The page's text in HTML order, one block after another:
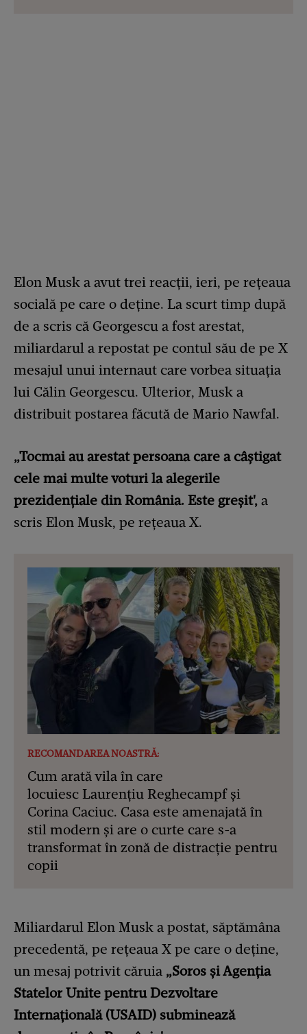
Elon Musk a avut trei reacţii, ieri, pe rețeaua
socială pe care o deține. La scurt timp după
de a scris că Georgescu a fost arestat,
miliardarul a repostat pe contul său de pe X
mesajul unui internaut care vorbea situaţia
lui Călin Georgescu. Ulterior, Musk a
distribuit postarea făcută de Mario Nawfal.
„Tocmai au arestat persoana care a câștigat
cele mai multe voturi la alegerile
prezidențiale din România. Este greșit', a
scris Elon Musk, pe rețeaua X.
RECOMANDAREA NOASTRĂ:
Cum arată vila în care
locuiesc Laurențiu Reghecampf și
Corina Caciuc. Casa este amenajată în
stil modern și are o curte care s-a
transformat în zonă de distracție pentru
copii
Miliardarul Elon Musk a postat, săptămâna
precedentă, pe reţeaua X pe care o deţine,
un mesaj potrivit căruia „Soros şi Agenția
Statelor Unite pentru Dezvoltare
Internațională (USAID) subminează